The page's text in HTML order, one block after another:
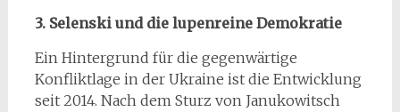
3. Selenski und die lupenreine Demokratie
Ein Hintergrund für die gegenwärtige
Konfliktlage in der Ukraine ist die Entwicklung
seit 2014. Nach dem Sturz von Janukowitsch